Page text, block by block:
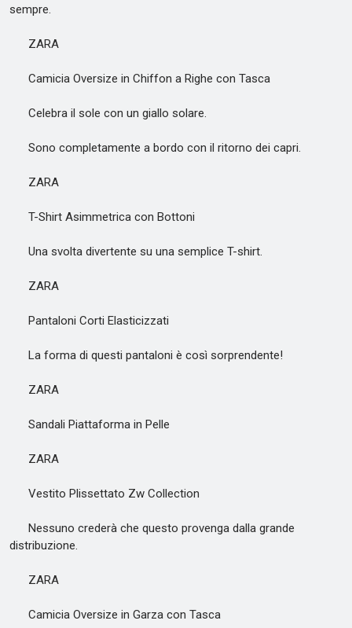
sempre.
ZARA
Camicia Oversize in Chiffon a Righe con Tasca
Celebra il sole con un giallo solare.
Sono completamente a bordo con il ritorno dei capri.
ZARA
T-Shirt Asimmetrica con Bottoni
Una svolta divertente su una semplice T-shirt.
ZARA
Pantaloni Corti Elasticizzati
La forma di questi pantaloni è così sorprendente!
ZARA
Sandali Piattaforma in Pelle
ZARA
Vestito Plissettato Zw Collection
Nessuno crederà che questo provenga dalla grande
distribuzione.
ZARA
Camicia Oversize in Garza con Tasca